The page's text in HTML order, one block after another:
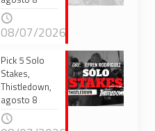
08/07/2026
Pick 5 Solo
Stakes,
Thistledown,
agosto 8